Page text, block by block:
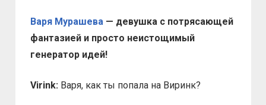
Варя Мурашева — девушка с потрясающей
фантазией и просто неистощимый
генератор идей!
Virink: Варя, как ты попала на Виринк?